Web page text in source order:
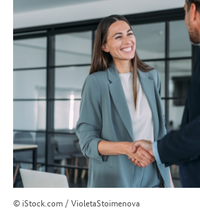
© iStock.com / VioletaStoimenova